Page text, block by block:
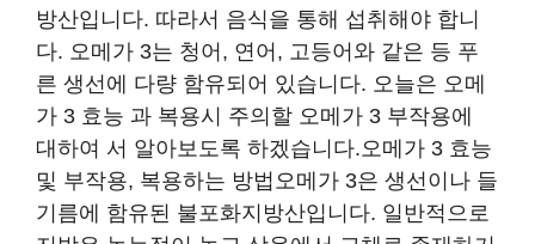
방산입니다. 따라서 음식을 통해 섭취해야 합니
다. 오메가 3는 청어, 연어, 고등어와 같은 등 푸
른 생선에 다량 함유되어 있습니다. 오늘은 오메
가 3 효능 과 복용시 주의할 오메가 3 부작용에
대하여 서 알아보도록 하겠습니다.오메가 3 효능
및 부작용, 복용하는 방법오메가 3은 생선이나 들
기름에 함유된 불포화지방산입니다. 일반적으로